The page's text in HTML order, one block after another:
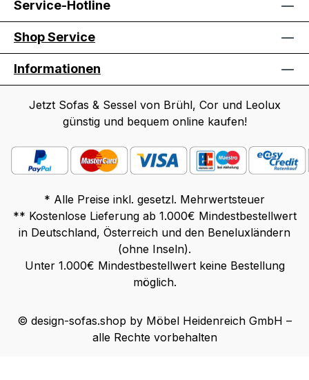
Service-Hotline
Shop Service
Informationen
Jetzt Sofas & Sessel von Brühl, Cor und Leolux
günstig und bequem online kaufen!
* Alle Preise inkl. gesetzl. Mehrwertsteuer
** Kostenlose Lieferung ab 1.000€ Mindestbestellwert
in Deutschland, Österreich und den Beneluxländern
(ohne Inseln).
Unter 1.000€ Mindestbestellwert keine Bestellung
möglich.
© design-sofas.shop by Möbel Heidenreich GmbH –
alle Rechte vorbehalten